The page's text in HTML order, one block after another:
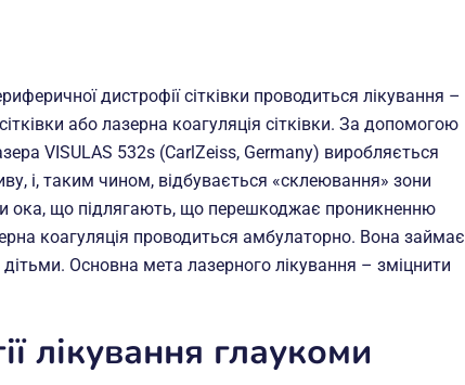
дистрофії сітківки проводиться лікування –
або лазерна коагуляція сітківки. За допомогою
VISULAS 532s (CarlZeiss, Germany) виробляється
і, таким чином, відбувається «склеювання» зони
ока, що підлягають, що перешкоджає проникненню
коагуляція проводиться амбулаторно. Вона займає
Основна мета лазерного лікування – зміцнити
лікування глаукоми